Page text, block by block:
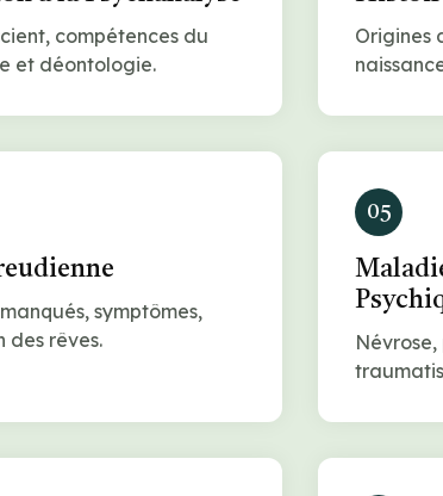
compétences du
et déontologie.
Origines
symptômes,
des rêves.
05
Névrose,